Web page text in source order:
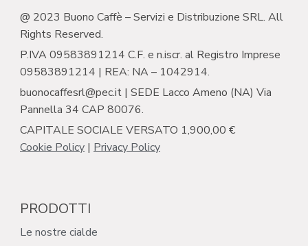
@ 2023 Buono Caffè – Servizi e Distribuzione SRL. All
Rights Reserved.
P.IVA 09583891214 C.F. e n.iscr. al Registro Imprese
09583891214 | REA: NA – 1042914.
buonocaffesrl@pec.it | SEDE Lacco Ameno (NA) Via
Pannella 34 CAP 80076.
CAPITALE SOCIALE VERSATO 1,900,00 €
Cookie Policy | Privacy Policy
PRODOTTI
Le nostre cialde